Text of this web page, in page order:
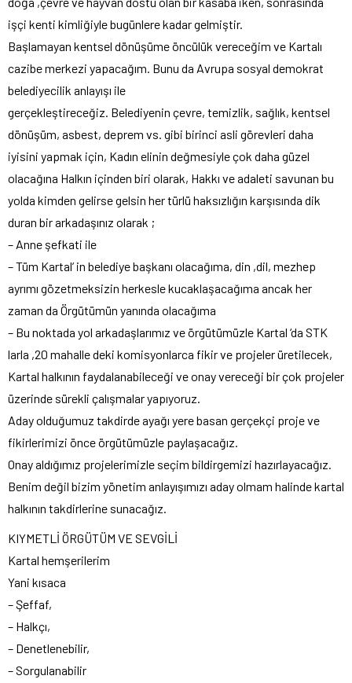
işçi kenti kimliğiyle bugünlere kadar gelmiştir.
Başlamayan kentsel dönüşüme öncülük vereceğim ve Kartalı
cazibe merkezi yapacağım. Bunu da Avrupa sosyal demokrat
belediyecilik anlayışı ile
gerçekleştireceğiz. Belediyenin çevre, temizlik, sağlık, kentsel
dönüşüm, asbest, deprem vs. gibi birinci asli görevleri daha
iyisini yapmak için, Kadın elinin değmesiyle çok daha güzel
olacağına Halkın içinden biri olarak, Hakkı ve adaleti savunan bu
yolda kimden gelirse gelsin her türlü haksızlığın karşısında dik
duran bir arkadaşınız olarak ;
– Anne şefkati ile
– Tüm Kartal’ in belediye başkanı olacağıma, din ,dil, mezhep
ayrımı gözetmeksizin herkesle kucaklaşacağıma ancak her
zaman da Örgütümün yanında olacağıma
– Bu noktada yol arkadaşlarımız ve örgütümüzle Kartal ‘da STK
larla ,20 mahalle deki komisyonlarca fikir ve projeler üretilecek,
Kartal halkının faydalanabileceği ve onay vereceği bir çok projeler
üzerinde sürekli çalışmalar yapıyoruz.
Aday olduğumuz takdirde ayağı yere basan gerçekçi proje ve
fikirlerimizi önce örgütümüzle paylaşacağız.
Onay aldığımız projelerimizle seçim bildirgemizi hazırlayacağız.
Benim değil bizim yönetim anlayışımızı aday olmam halinde kartal
halkının takdirlerine sunacağız.
KIYMETLİ ÖRGÜTÜM VE SEVGİLİ
Kartal hemşerilerim
Yani kısaca
– Şeffaf,
– Halkçı,
– Denetlenebilir,
– Sorgulanabilir